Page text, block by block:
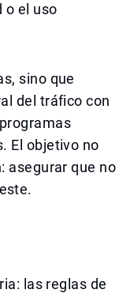
o el uso
sino que
del tráfico con
El objetivo no
asegurar que no
las reglas de